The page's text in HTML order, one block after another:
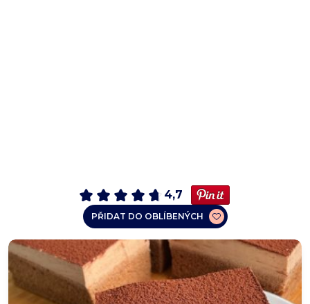
4,7
PŘIDAT DO OBLÍBENÝCH